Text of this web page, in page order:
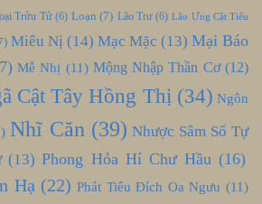
Trửu Tử(6) Loạn (7) Lão Trư(6) Lão Ưng Cật Tiểu
Miêu Nị (14) Mạc Mặc (13) Mại Báo
Mễ Nhị (11) Mộng Nhập Thần Cơ(12)
Cật Tây Hồng Thị (34) Ngôn
Nhĩ Căn (39) Nhược Sâm Số Tự
(13) Phong Hỏa Hí Chư Hầu (16)
Hạ (22) Phát Tiêu Đích Oa Ngưu (11)